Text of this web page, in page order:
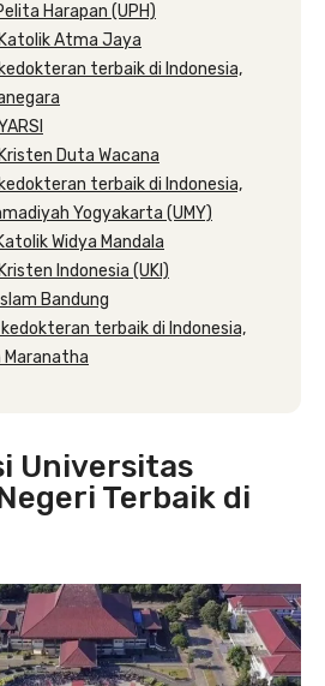
Harapan (UPH)
Atma Jaya
terbaik di Indonesia,
Duta Wacana
terbaik di Indonesia,
Yogyakarta (UMY)
Widya Mandala
Indonesia (UKI)
Bandung
terbaik di Indonesia,
Maranatha
Universitas
Terbaik di